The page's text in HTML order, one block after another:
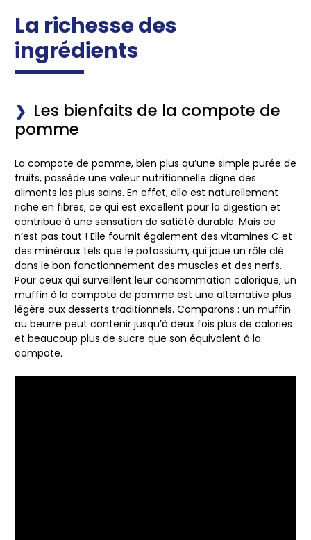
La richesse des
ingrédients
Les bienfaits de la compote de
pomme
La compote de pomme, bien plus qu’une simple purée de
fruits, possède une valeur nutritionnelle digne des
aliments les plus sains. En effet, elle est naturellement
riche en fibres, ce qui est excellent pour la digestion et
contribue à une sensation de satiété durable. Mais ce
n’est pas tout ! Elle fournit également des vitamines C et
des minéraux tels que le potassium, qui joue un rôle clé
dans le bon fonctionnement des muscles et des nerfs.
Pour ceux qui surveillent leur consommation calorique, un
muffin à la compote de pomme est une alternative plus
légère aux desserts traditionnels. Comparons : un muffin
au beurre peut contenir jusqu’à deux fois plus de calories
et beaucoup plus de sucre que son équivalent à la
compote.